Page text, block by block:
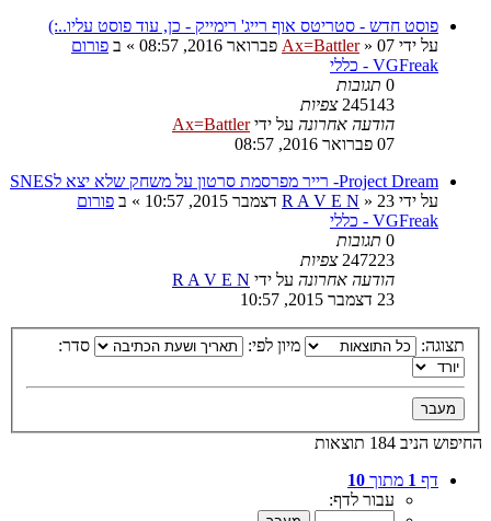
פוסט חדש - סטריטס אוף רייג' רימייק - כן, עוד פוסט עליו..:)
על ידי
Ax=Battler» 07 פברואר 2016, 08:57 » ב פורום
VGFreak - כללי
0 תגובות
245143 צפיות
הודעה אחרונה על ידיAx=Battler
07 פברואר 2016, 08:57
Project Dream- רייר מפרסמת סרטון על משחק שלא יצא לSNES
על ידי
R A V E N » 23 דצמבר 2015, 10:57 » ב פורום
VGFreak - כללי
0 תגובות
247223 צפיות
הודעה אחרונה על ידי R A V E N
23 דצמבר 2015, 10:57
תצוגה: מיון לפי: סדר:
החיפוש הניב 184 תוצאות
דף 1 מתוך 10
עבור לדף: